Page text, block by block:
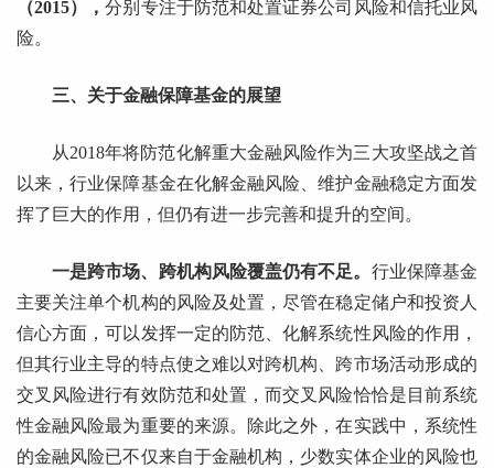
（2015），分别专注于防范和处置证券公司风险和信托业风
险。
三、关于金融保障基金的展望
从2018年将防范化解重大金融风险作为三大攻坚战之首
以来，行业保障基金在化解金融风险、维护金融稳定方面发
挥了巨大的作用，但仍有进一步完善和提升的空间。
一是跨市场、跨机构风险覆盖仍有不足。 行业保障基金
主要关注单个机构的风险及处置，尽管在稳定储户和投资人
信心方面，可以发挥一定的防范、化解系统性风险的作用，
但其行业主导的特点使之难以对跨机构、跨市场活动形成的
交叉风险进行有效防范和处置，而交叉风险恰恰是目前系统
性金融风险最为重要的来源。除此之外，在实践中，系统性
的金融风险已不仅来自于金融机构，少数实体企业的风险也